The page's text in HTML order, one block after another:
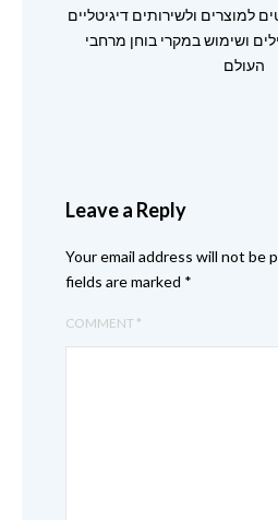
למוצרים ולשירותים דיגיטליים
ושימוש במקרי בוחן מרחבי
העולם
Leave a Reply
Your email address will not be
fields are marked *
COMMENT *